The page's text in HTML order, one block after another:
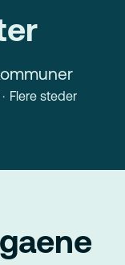
· Flere steder